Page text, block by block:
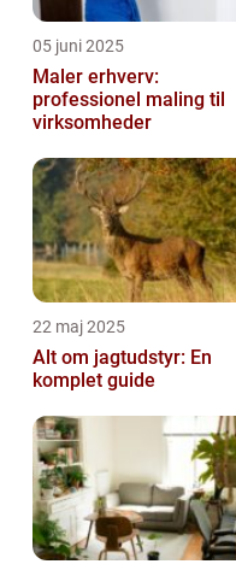
05 juni 2025
Maler erhverv:
professionel maling til
virksomheder
22 maj 2025
Alt om jagtudstyr: En
komplet guide